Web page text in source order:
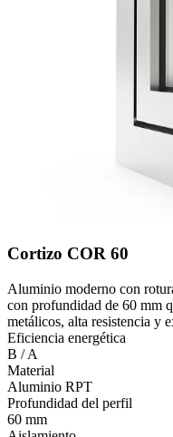
Cortizo COR 60
Aluminio moderno con
con profundidad de 60 mm
metálicos, alta resistencia y
Eficiencia energética
B / A
Material
Aluminio RPT
Profundidad del perfil
60 mm